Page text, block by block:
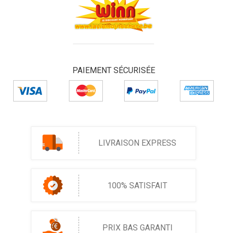
PAIEMENT SÉCURISÉE
LIVRAISON EXPRESS
100% SATISFAIT
PRIX BAS GARANTI